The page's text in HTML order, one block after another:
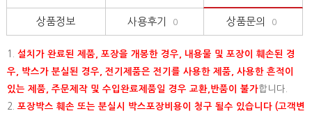
상품정보 사용후기 0 상품문의 0
1. 설치가 완료된 제품, 포장을 개봉한 경우, 내용물 및 포장이 훼손된 경
우, 박스가 분실된 경우, 전기제품은 전기를 사용한 제품, 사용한 흔적이
있는 제품, 주문제작 및 수입완료제품일 경우 교환,반품이 불가합니다.
2. 포장박스 훼손 또는 분실시 박스포장비용이 청구 될수 있습니다 (고객변